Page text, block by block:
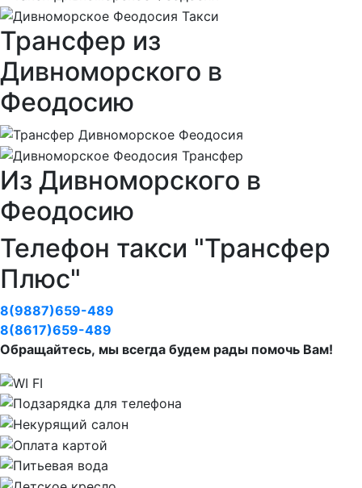
Трансфер из
Дивноморского в
Феодосию
Из Дивноморского в
Феодосию
Телефон такси "Трансфер
Плюс"
8(9887)659-489
8(8617)659-489
Обращайтесь, мы всегда будем рады помочь Вам!